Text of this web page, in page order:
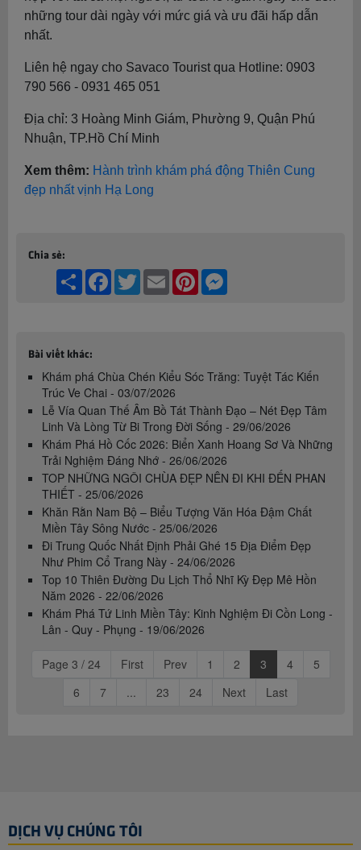
những tour dài ngày với mức giá và ưu đãi hấp dẫn
nhất.
Liên hệ ngay cho Savaco Tourist qua Hotline: 0903
790 566 - 0931 465 051
Địa chỉ: 3 Hoàng Minh Giám, Phường 9, Quận Phú
Nhuận, TP.Hồ Chí Minh
Xem thêm: Hành trình khám phá động Thiên Cung
đẹp nhất vịnh Hạ Long
Chia sẻ:
Share Facebook
TwitterEmail Pinterest
Bài viết khác:
Khám phá Chùa Chén Kiểu Sóc Trăng: Tuyệt Tác Kiến
Trúc Ve Chai - 03/07/2026
Lễ Vía Quan Thế Âm Bồ Tát Thành Đạo – Nét Đẹp Tâm
Linh Và Lòng Từ Bi Trong Đời Sống - 29/06/2026
Khám Phá Hồ Cốc 2026: Biển Xanh Hoang Sơ Và Những
Trải Nghiệm Đáng Nhớ - 26/06/2026
TOP NHỮNG NGÔI CHÙA ĐẸP NÊN ĐI KHI ĐẾN PHAN
THIẾT - 25/06/2026
Khăn Rằn Nam Bộ – Biểu Tượng Văn Hóa Đậm Chất
Miền Tây Sông Nước - 25/06/2026
Đi Trung Quốc Nhất Định Phải Ghé 15 Địa Điểm Đẹp
Như Phim Cổ Trang Này - 24/06/2026
Top 10 Thiên Đường Du Lịch Thổ Nhĩ Kỳ Đẹp Mê Hồn
Năm 2026 - 22/06/2026
Khám Phá Tứ Linh Miền Tây: Kinh Nghiệm Đi Cồn Long -
Lân - Quy - Phụng - 19/06/2026
Page 3 / 24 First Prev 1 2 3 4
5
6
7 ... 23 24 Next Last
DỊCH VỤ CHÚNG TÔI